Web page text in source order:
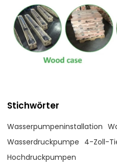
Stichwörter
Wasserpumpeninstallation
Wasserdruckpumpe 4-Zoll-
Hochdruckpumpen